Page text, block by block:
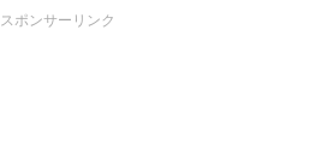
スポンサーリンク